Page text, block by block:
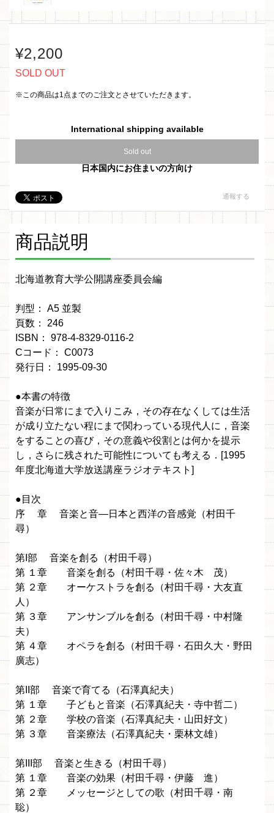
¥2,200
SOLD OUT
※この商品は1点までのご注文とさせていただきます。
International shipping available
Sold out
日本国内にお住まいの方向け
通報する
商品説明
北海道教育大学公開講座委員会編
判型： A5 並製
頁数： 246
ISBN： 978-4-8329-0116-2
Cコード： C0073
発行日： 1995-09-30
●本書の特徴
音楽が日常にまで入りこみ，その存在なくしては生活
が成り立たない程にまで関わっている現代人に，音楽
をすることの喜び，その意義や役割とは何かを提示
し，さらに残された可能性についても考える．[1995
年度北海道大学放送講座ラジオテキスト]
●目次
序 章 音楽と音—日本と西洋の音感覚（村田千
尋）
第I部 音楽を創る（村田千尋）
第 １章 音楽を創る（村田千尋・佐々木 茂）
第 ２章 オーケストラを創る（村田千尋・大友直
人）
第 ３章 アンサンブルを創る（村田千尋・中村隆
夫）
第 ４章 オペラを創る（村田千尋・石田久大・野田
廣志）
第II部 音楽で育てる（石澤真紀夫）
第 １章 子どもと音楽（石澤真紀夫・寺中哲二）
第 ２章 学校の音楽（石澤真紀夫・山田好文）
第 ３章 音楽療法（石澤真紀夫・栗林文雄）
第III部 音楽と生きる（村田千尋）
第 １章 音楽の効果（村田千尋・伊藤 進）
第 ２章 メッセージとしての歌（村田千尋・南
聡）